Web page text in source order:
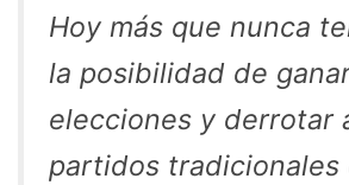
Hoy más que nunca
la posibilidad de
elecciones y derrotar
partidos tradicionales